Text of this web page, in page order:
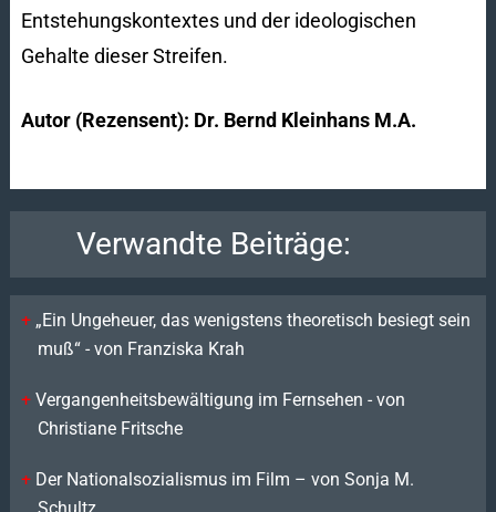
Entstehungskontextes und der ideologischen
Gehalte dieser Streifen.
Autor (Rezensent): Dr. Bernd Kleinhans M.A.
Verwandte Beiträge:
„Ein Ungeheuer, das wenigstens theoretisch besiegt sein
muß“ - von Franziska Krah
Vergangenheitsbewältigung im Fernsehen - von
Christiane Fritsche
Der Nationalsozialismus im Film – von Sonja M.